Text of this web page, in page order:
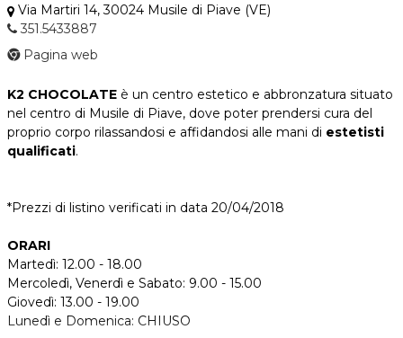
Via Martiri 14, 30024 Musile di Piave (VE)
351.5433887
Pagina web
K2 CHOCOLATE è un centro estetico e abbronzatura situato
nel centro di Musile di Piave, dove poter prendersi cura del
proprio corpo rilassandosi e affidandosi alle mani di estetisti
qualificati.
*Prezzi di listino verificati in data 20/04/2018
ORARI
Martedì: 12.00 - 18.00
Mercoledì, Venerdì e Sabato: 9.00 - 15.00
Giovedì: 13.00 - 19.00
Lunedì e Domenica: CHIUSO